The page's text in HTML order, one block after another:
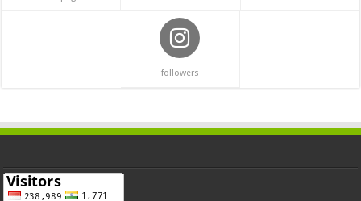
followers